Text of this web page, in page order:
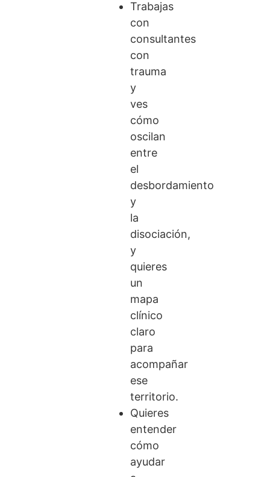
Trabajas
con
consultantes
con
trauma
y
ves
cómo
oscilan
entre
el
desbordamiento
y
la
disociación,
y
quieres
un
mapa
clínico
claro
para
acompañar
ese
territorio.
Quieres
entender
cómo
ayudar